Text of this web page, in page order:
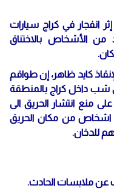
انفجار في كراج سيارات
من الأشخاص بالاختناق
كايد ظاهر، إن طواقم
شب داخل كراج بالمنطقة
منع انتشار الحريق الى
اشخاص من مكان الحريق
للدخان.
عن ملابسات الحادث.